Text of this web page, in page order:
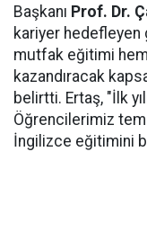
Başkanı Prof. Dr.
kariyer hedefleyen
mutfak eğitimi
kazandıracak
belirtti. Ertaş, "İlk
Öğrencilerimiz
İngilizce eğitimini